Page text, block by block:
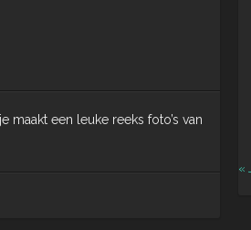
maakt een leuke reeks foto’s van
«